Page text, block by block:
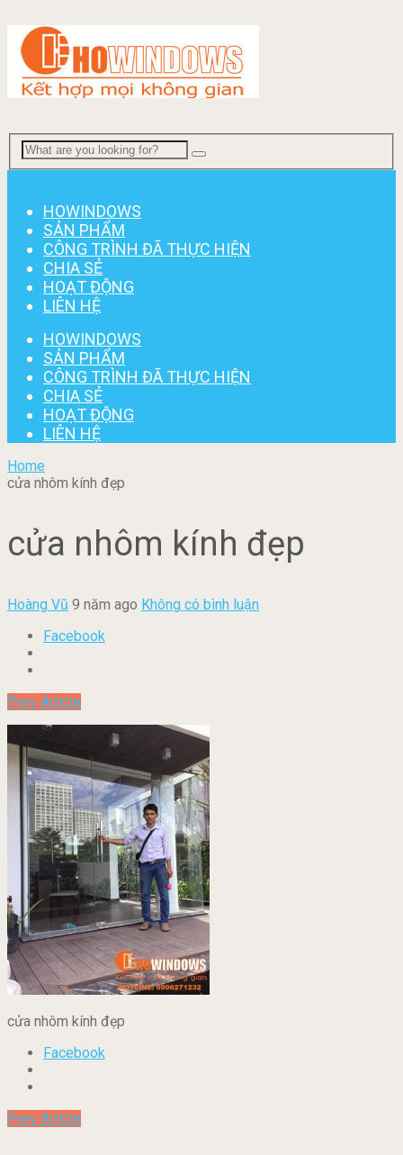
HOWINDOWS
SẢN PHẨM
CÔNG TRÌNH ĐÃ THỰC HIỆN
CHIA SẺ
HOẠT ĐỘNG
LIÊN HỆ
HOWINDOWS
SẢN PHẨM
CÔNG TRÌNH ĐÃ THỰC HIỆN
CHIA SẺ
HOẠT ĐỘNG
LIÊN HỆ
Home
cửa nhôm kính đẹp
cửa nhôm kính đẹp
Hoàng Vũ 9 năm ago Không có bình luận
Facebook
Prev Article
cửa nhôm kính đẹp
Facebook
Prev Article